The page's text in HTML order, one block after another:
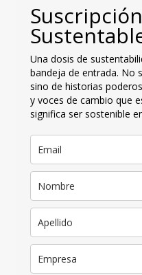
Una dosis de
bandeja de entrada. No
sino de historias
y voces de cambio que
significa ser sostenible